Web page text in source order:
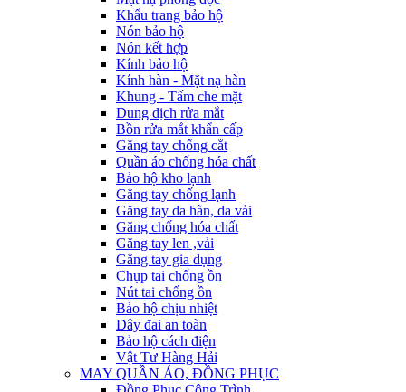
Khẩu trang bảo hộ
Nón bảo hộ
Nón kết hợp
Kính bảo hộ
Kính hàn - Mặt nạ hàn
Khung - Tấm che mặt
Dung dịch rửa mắt
Bồn rửa mắt khẩn cấp
Găng tay chống cắt
Quần áo chống hóa chất
Bảo hộ kho lạnh
Găng tay chống lạnh
Găng tay da hàn, da vải
Găng chống hóa chất
Găng tay len ,vải
Găng tay gia dụng
Chụp tai chống ồn
Nút tai chống ồn
Bảo hộ chịu nhiệt
Dây đai an toàn
Bảo hộ cách điện
Vật Tư Hàng Hải
MAY QUẦN ÁO, ĐỒNG PHỤC